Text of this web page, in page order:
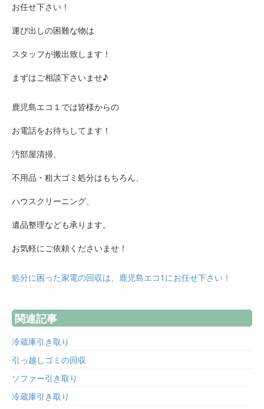
お任せ下さい！
運び出しの困難な物は
スタッフが搬出致します！
まずはご相談下さいませ♪
鹿児島エコ１では皆様からの
お電話をお待ちしてます！
汚部屋清掃、
不用品・粗大ゴミ処分はもちろん、
ハウスクリーニング、
遺品整理なども承ります。
お気軽にご依頼くださいませ！
処分に困った家電の回収は、鹿児島エコ1にお任せ下さい！
関連記事
冷蔵庫引き取り
引っ越しゴミの回収
ソファー引き取り
冷蔵庫引き取り